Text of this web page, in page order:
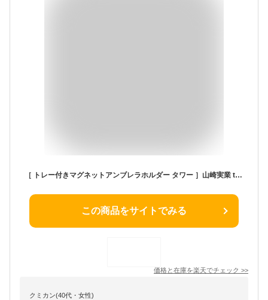
［ トレー付きマグネットアンブレラホルダー タワー ］山崎実業 tower 傘立て 傘置き マグネット コンパクト スリム マグネット収納 傘 引っ掛け 玄関収納 玄関 収納 磁石 玄関扉 玄関ドア 傘 長傘 折り畳み傘 フック タワーシリーズ 北欧 おしゃれ yamazaki 5685 5686
この商品をサイトでみる
価格と在庫を楽天でチェック >>
クミカン(40代・女性)